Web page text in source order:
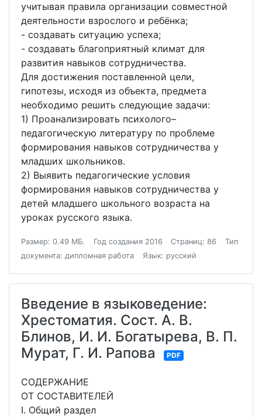
учитывая правила организации совместной
деятельности взрослого и ребёнка;
- создавать ситуацию успеха;
- создавать благоприятный климат для
развития навыков сотрудничества.
Для достижения поставленной цели,
гипотезы, исходя из объекта, предмета
необходимо решить следующие задачи:
1) Проанализировать психолого–
педагогическую литературу по проблеме
формирования навыков сотрудничества у
младших школьников.
2) Выявить педагогические условия
формирования навыков сотрудничества у
детей младшего школьного возраста на
уроках русского языка.
Размер: 0.49 МБ. Год создания 2016 Страниц: 86
Тип
документа: дипломная работа
Язык: русский
Введение в языковедение:
Хрестоматия. Сост. А. В.
Блинов, И. И. Богатырева, В. П.
Мурат, Г. И. Рапова
PDF
СОДЕРЖАНИЕ
ОТ СОСТАВИТЕЛЕЙ
I. Общий раздел